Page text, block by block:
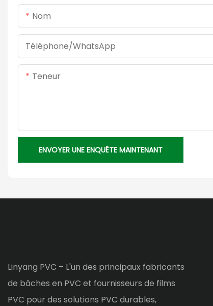
Nom
Téléphone/WhatsApp
Teneur
ENVOYER UNE ENQUÊTE MAINTENANT
Linyang PVC – L'un des principaux fabricants
de bâches en PVC et fournisseurs de films
PVC pour des solutions PVC durables,